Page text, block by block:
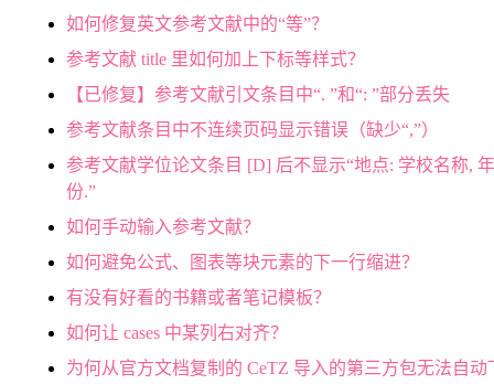
如何修复英文参考文献中的“等”？
参考文献 title 里如何加上下标等样式？
【已修复】参考文献引文条目中“. ”和“: ”部分丢失
参考文献条目中不连续页码显示错误（缺少“,”）
参考文献学位论文条目 [D] 后不显示“地点: 学校名称, 年
份.”
如何手动输入参考文献？
如何避免公式、图表等块元素的下一行缩进？
有没有好看的书籍或者笔记模板？
如何让 cases 中某列右对齐？
为何从官方文档复制的 CeTZ 导入的第三方包无法自动